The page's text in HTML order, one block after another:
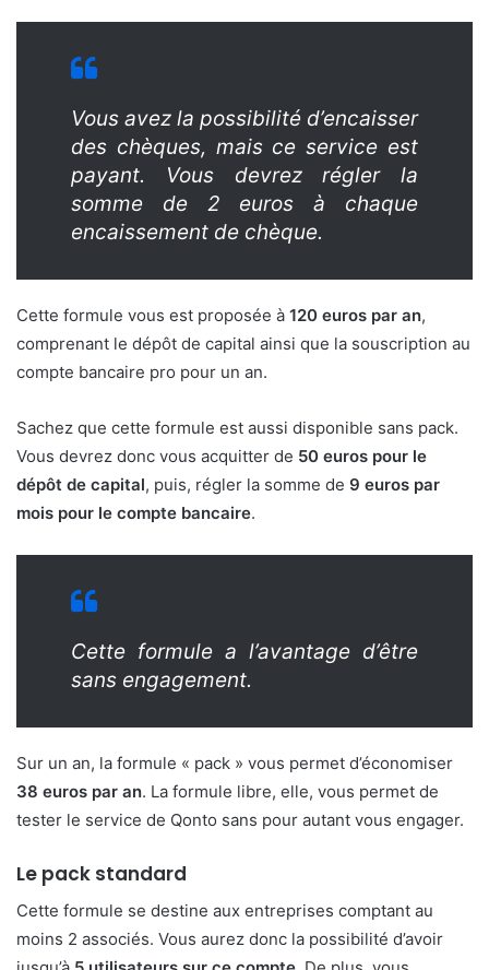
Vous avez la possibilité d’encaisser
des chèques, mais ce service est
payant. Vous devrez régler la
somme de 2 euros à chaque
encaissement de chèque.
Cette formule vous est proposée à 120 euros par an,
comprenant le dépôt de capital ainsi que la souscription au
compte bancaire pro pour un an.
Sachez que cette formule est aussi disponible sans pack.
Vous devrez donc vous acquitter de 50 euros pour le
dépôt de capital, puis, régler la somme de 9 euros par
mois pour le compte bancaire.
Cette formule a l’avantage d’être
sans engagement.
Sur un an, la formule « pack » vous permet d’économiser
38 euros par an. La formule libre, elle, vous permet de
tester le service de Qonto sans pour autant vous engager.
Le pack standard
Cette formule se destine aux entreprises comptant au
moins 2 associés. Vous aurez donc la possibilité d’avoir